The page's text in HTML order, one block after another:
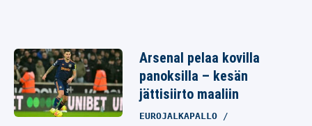
Arsenal pelaa kovilla
panoksilla – kesän
jättisiirto maaliin
EUROJALKAPALLO